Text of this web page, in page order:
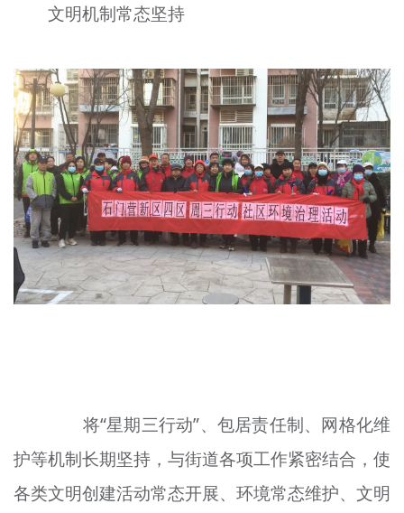
专题
资料库
+
文明机制常态坚持
将“星期三行动”、包居责任制、网格化维
护等机制长期坚持，与街道各项工作紧密结合，使
各类文明创建活动常态开展、环境常态维护、文明